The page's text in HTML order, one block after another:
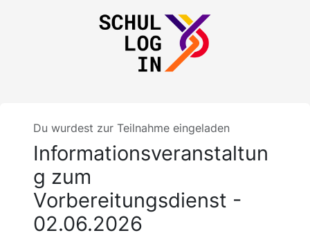
Du wurdest zur Teilnahme eingeladen
Informationsveranstaltun
g zum
Vorbereitungsdienst -
02.06.2026